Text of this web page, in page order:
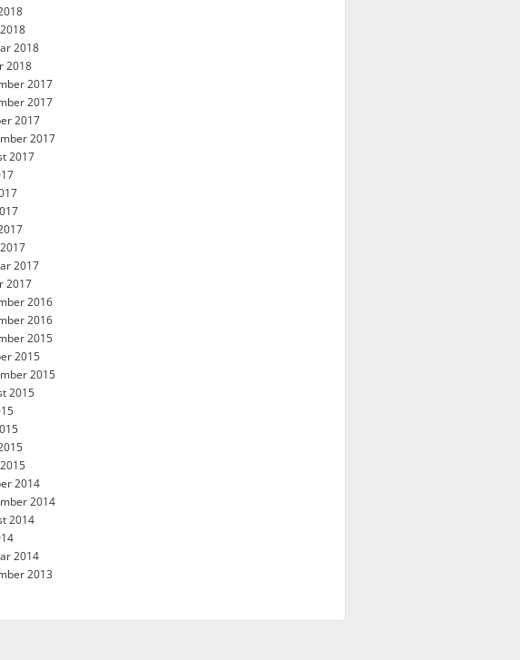
2018
2018
2017
2017
2017
2017
2017
2017
2017
2016
2016
2015
2015
2015
2015
2014
2014
2014
2014
2013